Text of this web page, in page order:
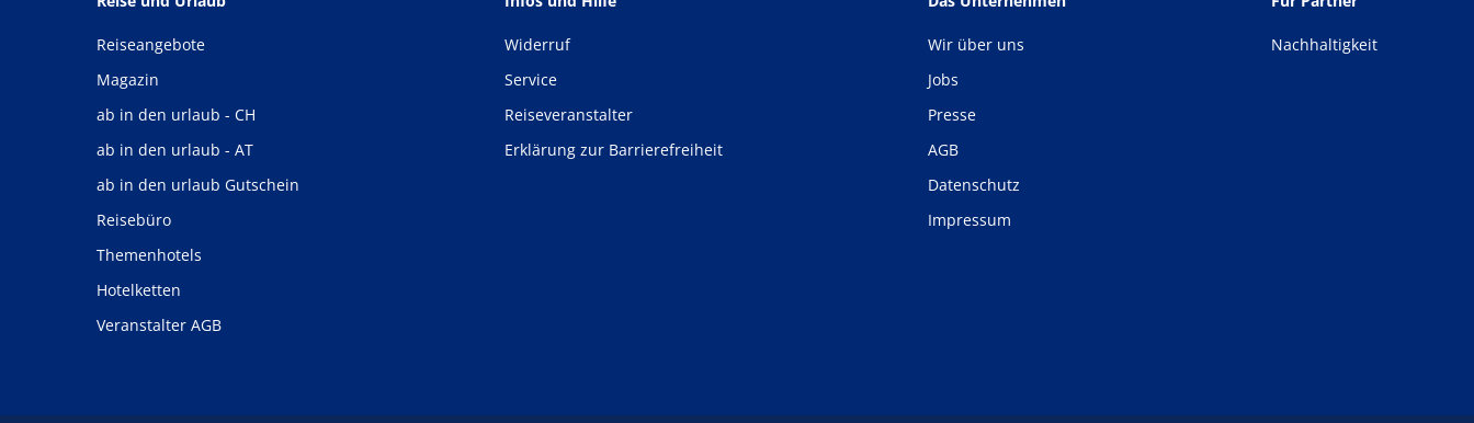
Reiseangebote
Magazin
ab in den urlaub - CH
ab in den urlaub - AT
ab in den urlaub Gutschein
Reisebüro
Themenhotels
Hotelketten
Veranstalter AGB
Widerruf
Service
Reiseveranstalter
Erklärung zur Barrierefreiheit
Wir über uns
Jobs
Presse
AGB
Datenschutz
Impressum
Nachhaltigkeit